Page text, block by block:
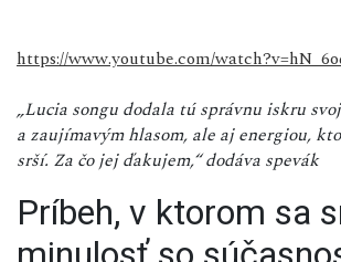
https://www.youtube.com/
„Lucia songu dodala tú správnu iskru
a zaujímavým hlasom, ale aj energiou,
srší. Za čo jej ďakujem,“ dodáva spevák
Príbeh, v ktorom sa